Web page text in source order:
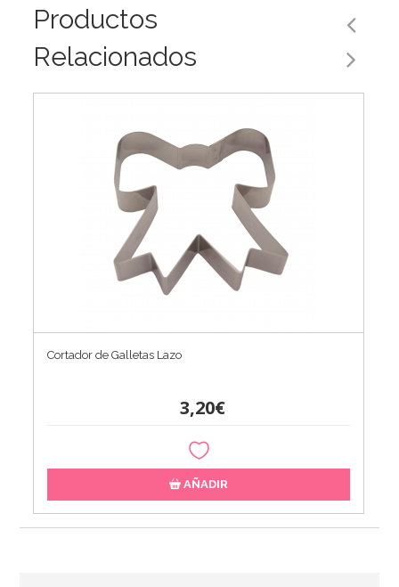
Productos
Relacionados
Cortador de Galletas Lazo
3,20€
AÑADIR